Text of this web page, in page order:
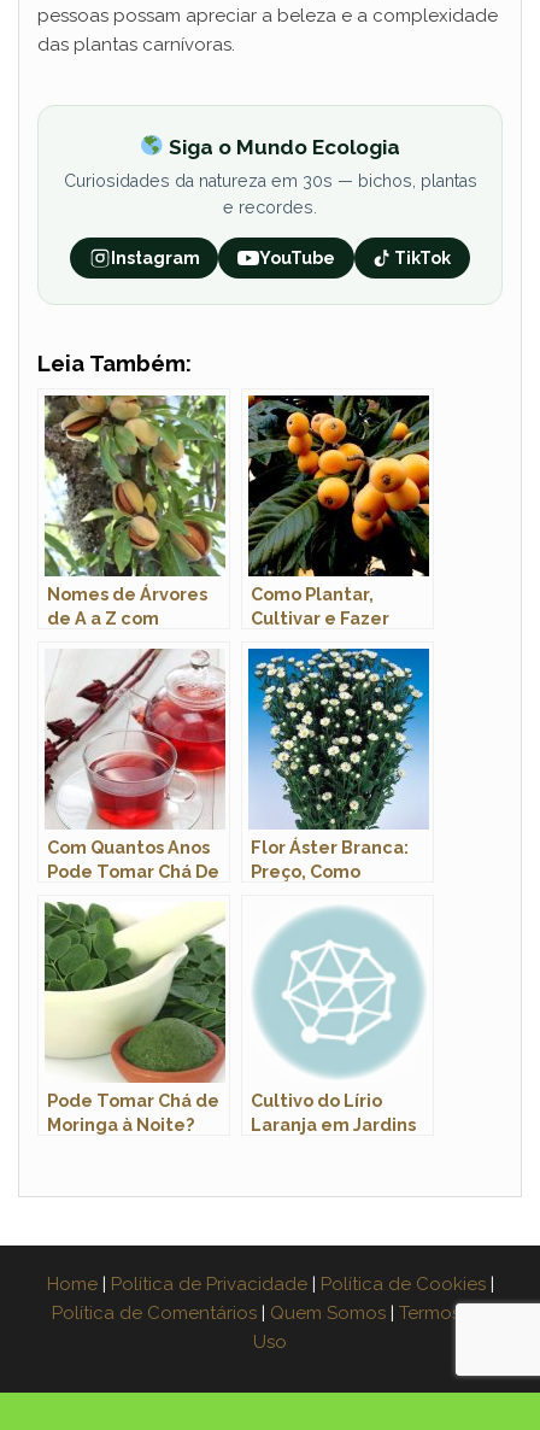
pessoas possam apreciar a beleza e a complexidade
das plantas carnívoras.
Siga o Mundo Ecologia
Curiosidades da natureza em 30s — bichos, plantas
e recordes.
Instagram YouTube TikTok
Leia Também:
Nomes de Árvores
de A a Z com
Como Plantar,
Cultivar e Fazer
Ameixa em Vaso?
Com Quantos Anos
Pode Tomar Chá De
Flor Áster Branca:
Preço, Como
Comprar
Pode Tomar Chá de
Moringa à Noite?
Cultivo do Lírio
Laranja em Jardins
Home Política de Privacidade Política de Cookies
Política de Comentários
Quem Somos
Termos de
Uso